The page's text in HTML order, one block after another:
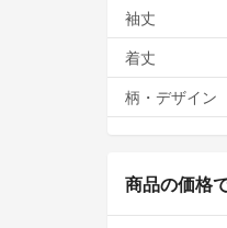
袖丈
着丈
柄・デザイン
商品の価格